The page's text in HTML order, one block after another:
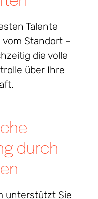
Talente
Standort –
die volle
über Ihre
durch
unterstützt Sie